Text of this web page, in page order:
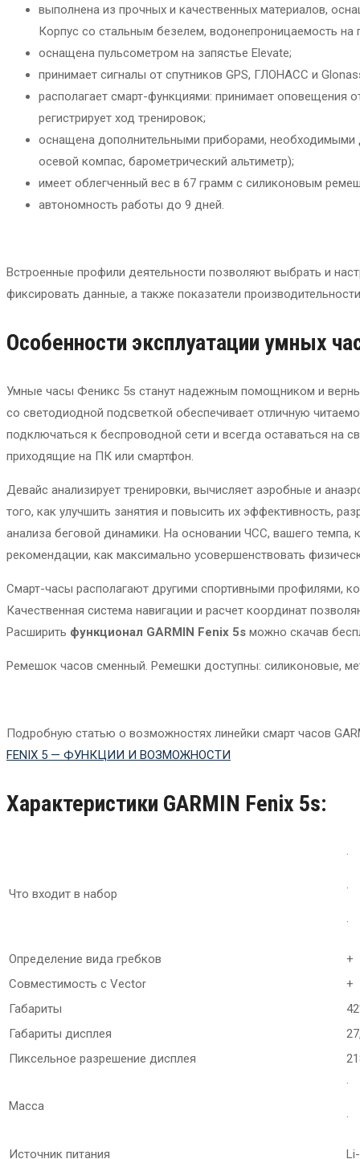
выполнена из прочных и качественных материалов,
Корпус со стальным безелем, водонепроницаемость на
оснащена пульсометром на запястье Elevate;
принимает сигналы от спутников GPS, ГЛОНАСС и
располагает смарт-функциями: принимает оповещения
регистрирует ход тренировок;
оснащена дополнительными приборами, необходимыми
осевой компас, барометрический альтиметр);
имеет облегченный вес в 67 грамм с силиконовым
автономность работы до 9 дней.
Встроенные профили деятельности позволяют выбрать и
фиксировать данные, а также показатели
Особенности эксплуатации умных
Умные часы Феникс 5s станут надежным помощником и
со светодиодной подсветкой обеспечивает отличную
подключаться к беспроводной сети и всегда оставаться на
приходящие на ПК или смартфон.
Девайс анализирует тренировки, вычисляет аэробные и
того, как улучшить занятия и повысить их эффективность,
анализа беговой динамики. На основании ЧСС, вашего
рекомендации, как максимально усовершенствовать
Смарт-часы располагают другими спортивными профилями,
Качественная система навигации и расчет координат
Расширить функционал GARMIN Fenix 5s можно скачав
Ремешок часов сменный. Ремешки доступны: силиконовые,
Подробную статью о возможностях линейки смарт часов
FENIX 5 — ФУНКЦИИ И ВОЗМОЖНОСТИ
Характеристики GARMIN Fenix 5s:
Что входит в набор
·
·
·
Определение вида гребков
+
Совместимость с Vector
+
Габариты
Габариты дисплея
Пиксельное разрешение дисплея
Масса
·
·
Источник питания